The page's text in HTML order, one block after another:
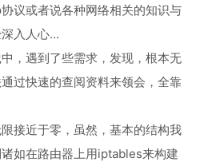
议或者说各种网络相关的知识与
入人心...
，遇到了些需求，发现，根本无
过快速的查阅资料来领会，全靠
接近于零，虽然，基本的结构我
如在路由器上用iptables来构建